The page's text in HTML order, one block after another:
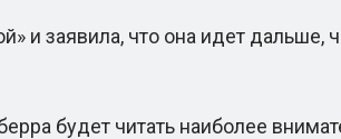
и заявила, что она идет дальше,
будет читать наиболее